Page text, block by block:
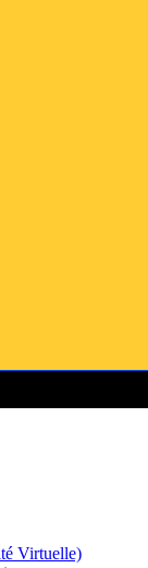
Virtuelle)